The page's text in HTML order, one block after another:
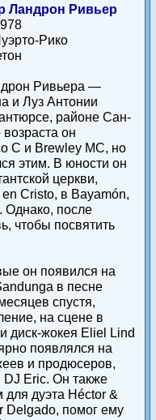
Ландрон Ривьер
Рико
Ривьера —
и Луз Антонии
районе Сан-
он
C и Brewley MC, но
этим. В юности он
церкви,
Cristo, в Bayamón,
Однако, после
чтобы посвятить
он появился на
в песне
спустя,
на сцене в
диск-жокея Eliel Lind
появлялся на
и продюсеров,
DJ Eric. Он также
для дуэта Héctor &
Delgado, помог ему